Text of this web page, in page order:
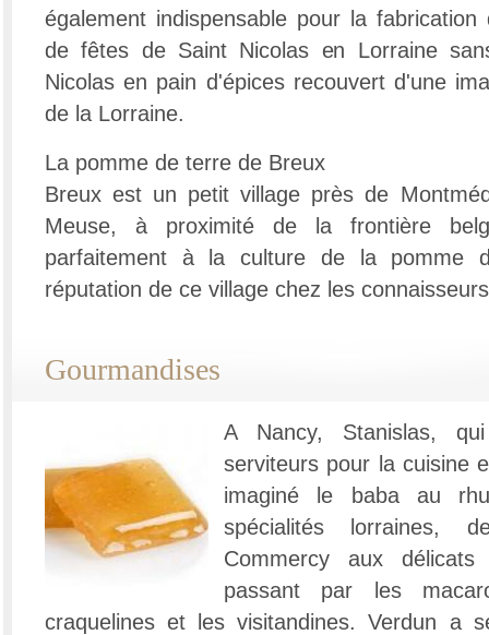
également indispensable pour la
de fêtes de Saint Nicolas en Lorraine
Nicolas en pain d'épices recouvert d'une
de la Lorraine.
La pomme de terre de Breux
Breux est un petit village près de
Meuse, à proximité de la frontière
parfaitement à la culture de la
réputation de ce village chez les
Gourmandises
A Nancy, Stanislas,
serviteurs pour la cuisine
imaginé le baba au
spécialités lorraines,
Commercy aux
passant par les
craquelines et les visitandines. Verdun a